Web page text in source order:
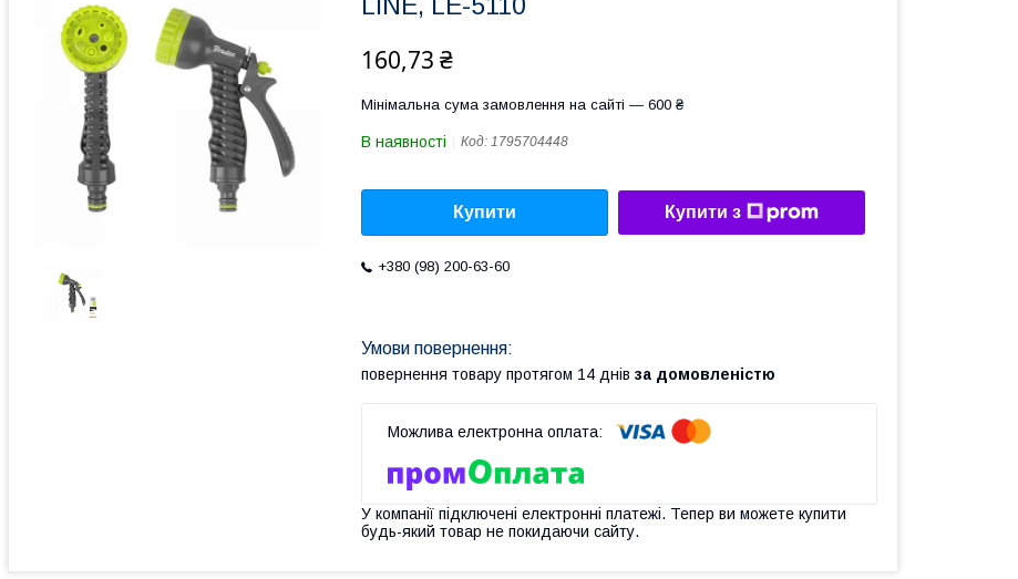
160,73 ₴
Мінімальна сума замовлення на сайті — 600 ₴
В наявності Код: 1795704448
Купити Купити з
+380 (98) 200-63-60
повернення товару протягом 14 днів за домовленістю
У компанії підключені електронні платежі. Тепер ви можете купити
будь-який товар не покидаючи сайту.